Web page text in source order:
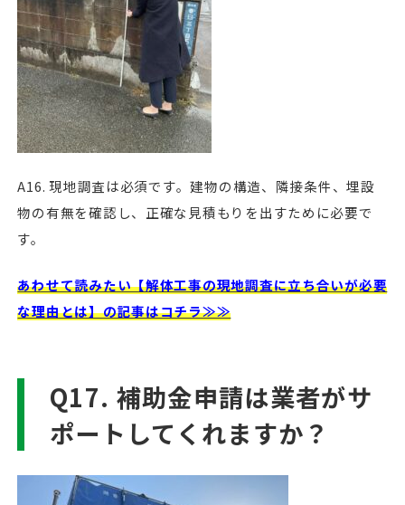
A16. 現地調査は必須です。建物の構造、隣接条件、埋設
物の有無を確認し、正確な見積もりを出すために必要で
す。
あわせて読みたい【解体工事の現地調査に立ち合いが必要
な理由とは】の記事はコチラ≫≫
Q17. 補助金申請は業者がサ
ポートしてくれますか？